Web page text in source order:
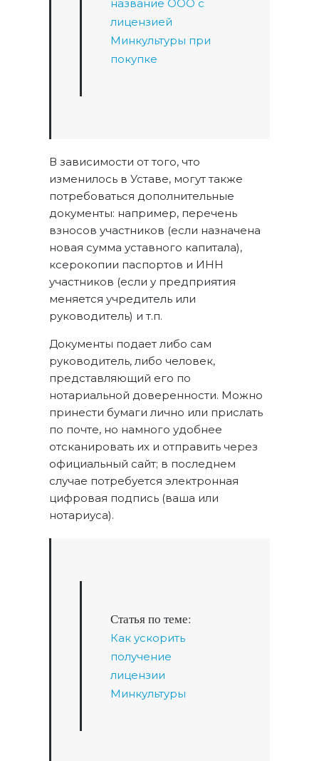
название ООО с
лицензией
Минкультуры при
покупке
В зависимости от того, что
изменилось в Уставе, могут также
потребоваться дополнительные
документы: например, перечень
взносов участников (если назначена
новая сумма уставного капитала),
ксерокопии паспортов и ИНН
участников (если у предприятия
меняется учредитель или
руководитель) и т.п.
Документы подает либо сам
руководитель, либо человек,
представляющий его по
нотариальной доверенности. Можно
принести бумаги лично или прислать
по почте, но намного удобнее
отсканировать их и отправить через
официальный сайт; в последнем
случае потребуется электронная
цифровая подпись (ваша или
нотариуса).
Статья по теме:
Как ускорить
получение
лицензии
Минкультуры